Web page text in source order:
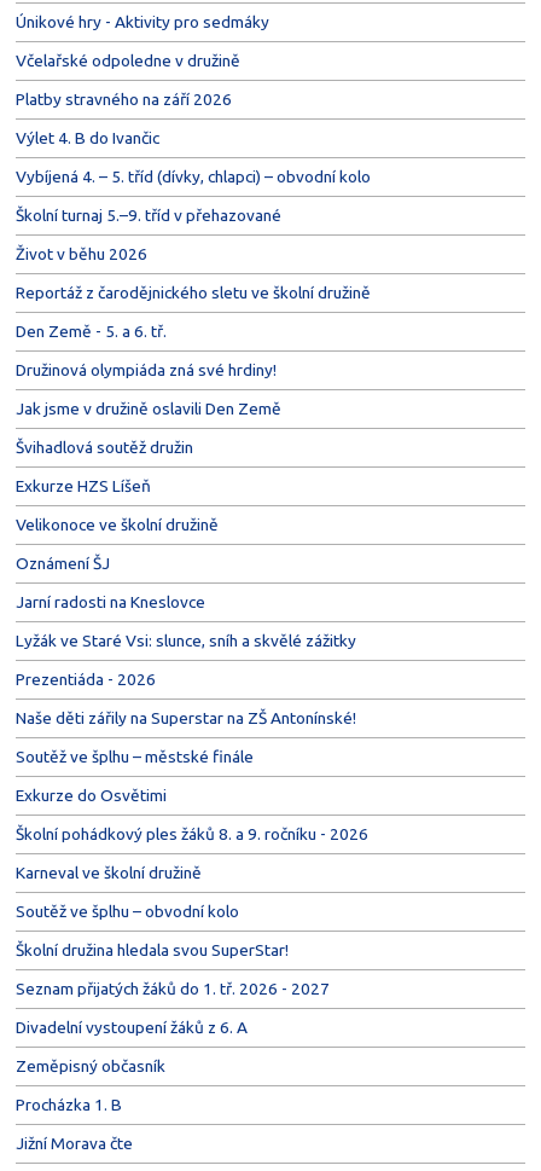
Únikové hry - Aktivity pro sedmáky
Včelařské odpoledne v družině
Platby stravného na září 2026
Výlet 4. B do Ivančic
Vybíjená 4. – 5. tříd (dívky, chlapci) – obvodní kolo
Školní turnaj 5.–9. tříd v přehazované
Život v běhu 2026
Reportáž z čarodějnického sletu ve školní družině
Den Země - 5. a 6. tř.
Družinová olympiáda zná své hrdiny!
Jak jsme v družině oslavili Den Země
Švihadlová soutěž družin
Exkurze HZS Líšeň
Velikonoce ve školní družině
Oznámení ŠJ
Jarní radosti na Kneslovce
Lyžák ve Staré Vsi: slunce, sníh a skvělé zážitky
Prezentiáda - 2026
Naše děti zářily na Superstar na ZŠ Antonínské!
Soutěž ve šplhu – městské finále
Exkurze do Osvětimi
Školní pohádkový ples žáků 8. a 9. ročníku - 2026
Karneval ve školní družině
Soutěž ve šplhu – obvodní kolo
Školní družina hledala svou SuperStar!
Seznam přijatých žáků do 1. tř. 2026 - 2027
Divadelní vystoupení žáků z 6. A
Zeměpisný občasník
Procházka 1. B
Jižní Morava čte